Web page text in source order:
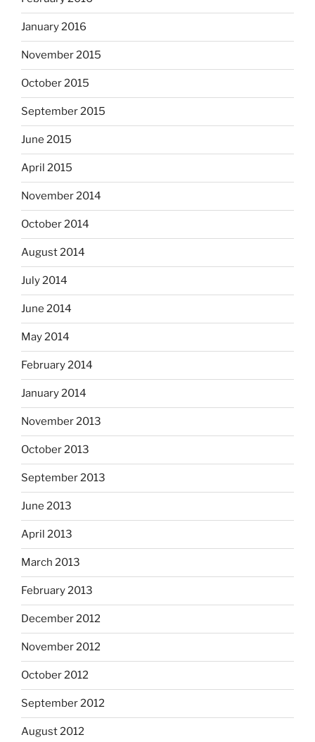
January 2016
November 2015
October 2015
September 2015
June 2015
April 2015
November 2014
October 2014
August 2014
July 2014
June 2014
May 2014
February 2014
January 2014
November 2013
October 2013
September 2013
June 2013
April 2013
March 2013
February 2013
December 2012
November 2012
October 2012
September 2012
August 2012